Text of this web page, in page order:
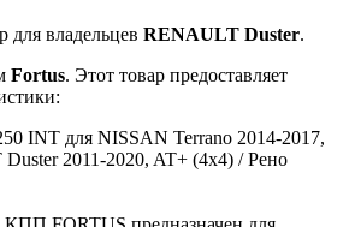
владельцев RENAULT Duster.
Fortus. Этот товар предоставляет
INT для NISSAN Terrano 2014-2017,
2011-2020, AT+ (4x4) / Рено